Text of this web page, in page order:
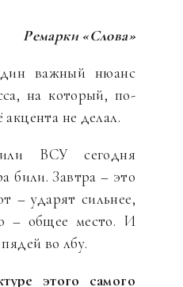
Ремарки «Слова»
важный нюанс
на который, по-
не делал.
ВСУ сегодня
били. Завтра – это
– ударят сильнее,
– общее место. И
во лбу.
этого самого